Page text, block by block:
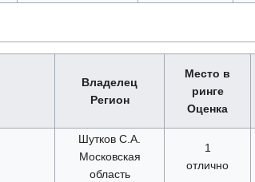
Владелец
Регион
Место в
ринге
Оценка
Шутков С.А.
Московская
область
1
отлично